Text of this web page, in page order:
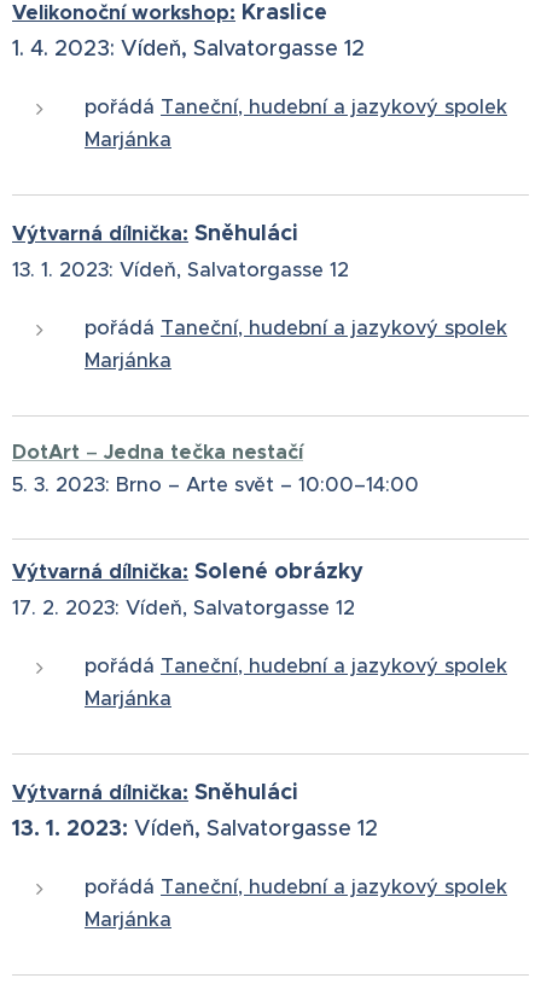
Velikonoční workshop: Kraslice
1. 4. 2023: Vídeň, Salvatorgasse 12
pořádá Taneční, hudební a jazykový spolek
Marjánka
Výtvarná dílnička: Sněhuláci
13. 1. 2023: Vídeň, Salvatorgasse 12
pořádá Taneční, hudební a jazykový spolek
Marjánka
DotArt – Jedna tečka nestačí
5. 3. 2023:⁠ Brno –⁠ Arte svět –⁠ 10:00–⁠14:00
Výtvarná dílnička: Solené obrázky
17. 2. 2023: Vídeň, Salvatorgasse 12
pořádá Taneční, hudební a jazykový spolek
Marjánka
Výtvarná dílnička: Sněhuláci
13. 1. 2023: Vídeň, Salvatorgasse 12
pořádá Taneční, hudební a jazykový spolek
Marjánka